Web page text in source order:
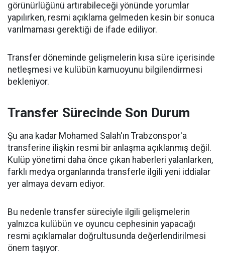
görünürlüğünü artırabileceği yönünde yorumlar
yapılırken, resmi açıklama gelmeden kesin bir sonuca
varılmaması gerektiği de ifade ediliyor.
Transfer döneminde gelişmelerin kısa süre içerisinde
netleşmesi ve kulübün kamuoyunu bilgilendirmesi
bekleniyor.
Transfer Sürecinde Son Durum
Şu ana kadar Mohamed Salah'ın Trabzonspor'a
transferine ilişkin resmi bir anlaşma açıklanmış değil.
Kulüp yönetimi daha önce çıkan haberleri yalanlarken,
farklı medya organlarında transferle ilgili yeni iddialar
yer almaya devam ediyor.
Bu nedenle transfer süreciyle ilgili gelişmelerin
yalnızca kulübün ve oyuncu cephesinin yapacağı
resmi açıklamalar doğrultusunda değerlendirilmesi
önem taşıyor.